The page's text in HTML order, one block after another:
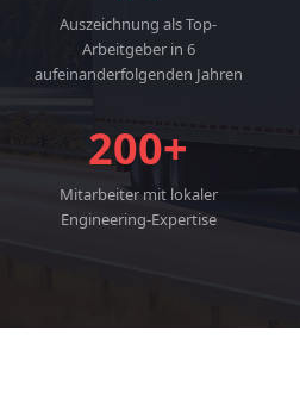
Auszeichnung als Top-
Arbeitgeber in 6
aufeinanderfolgenden Jahren
200+
Mitarbeiter mit lokaler
Engineering-Expertise